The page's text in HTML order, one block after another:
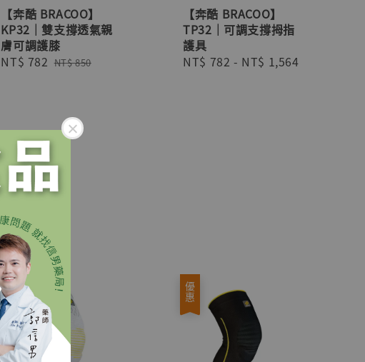
【奔酷 BRACOO】
KP32｜雙支撐透氣親
膚可調護膝
Sale
NT$ 782 Regular
NT$ 850
【奔酷 BRACOO】
TP32｜可調支撐拇指
護具
Regular
NT$ 782 - NT$ 1,564
優惠 優惠